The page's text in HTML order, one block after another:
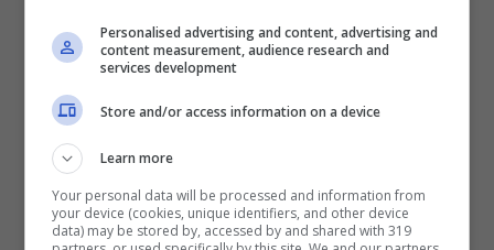
senza ricevere nulla in cambio, senza che
lui neanche ci sia…
E’ un bel
di cura per la cura,
senza rientri sul piano
affettivo per sé, solo con l’idea diesserci
Personalised advertising and content, advertising and
content measurement, audience research and
services development
Store and/or access information on a device
Learn more
Your personal data will be processed and information from
your device (cookies, unique identifiers, and other device
data) may be stored by, accessed by and shared with 319